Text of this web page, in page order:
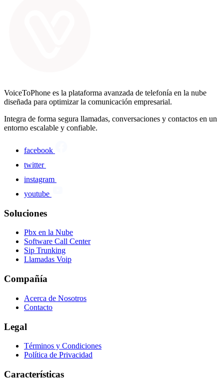
VoiceToPhone es la plataforma avanzada de telefonía en la nube
diseñada para optimizar la comunicación empresarial.
Integra de forma segura llamadas, conversaciones y contactos en un
entorno escalable y confiable.
facebook
twitter
instagram
youtube
Soluciones
Pbx en la Nube
Software Call Center
Sip Trunking
Llamadas Voip
Compañía
Acerca de Nosotros
Contacto
Legal
Términos y Condiciones
Política de Privacidad
Características